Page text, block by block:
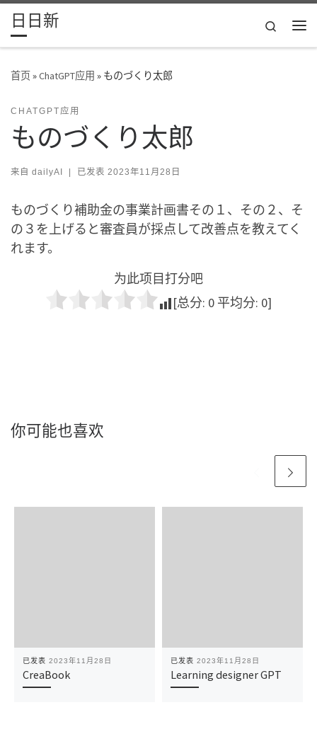
Skip to content
日日新
Search
首页»ChatGPT应用 » ものづくり太郎
CHATGPT应用
ものづくり太郎
来自 dailyAI | 已发表 2023年11月28日
ものづくり補助金の事業計画書その１、その２、そ
の３を上げると審査員が採点して改善点を教えてく
れます。
为此项目打分吧
[总分: 0 平均分: 0]
你可能也喜欢
已发表 2023年11月28日
CreaBook
已发表 2023年11月28日
Learning designer GPT